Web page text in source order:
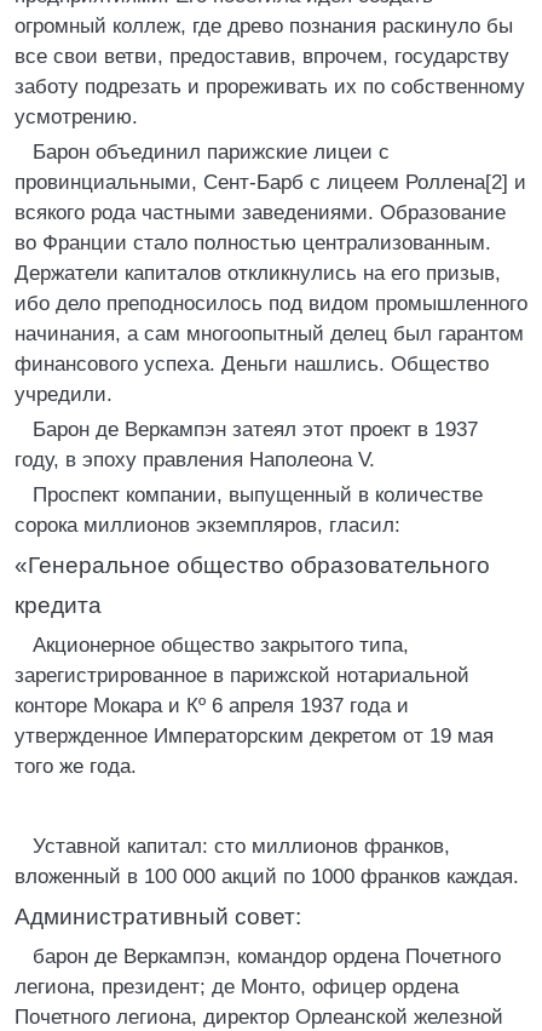
огромный коллеж, где древо познания раскинуло бы
все свои ветви, предоставив, впрочем, государству
заботу подрезать и прореживать их по собственному
усмотрению.
Барон объединил парижские лицеи с
провинциальными, Сент-Барб с лицеем Роллена[2] и
всякого рода частными заведениями. Образование
во Франции стало полностью централизованным.
Держатели капиталов откликнулись на его призыв,
ибо дело преподносилось под видом промышленного
начинания, а сам многоопытный делец был гарантом
финансового успеха. Деньги нашлись. Общество
учредили.
Барон де Веркампэн затеял этот проект в 1937
году, в эпоху правления Наполеона V.
Проспект компании, выпущенный в количестве
сорока миллионов экземпляров, гласил:
«Генеральное общество образовательного
кредита
Акционерное общество закрытого типа,
зарегистрированное в парижской нотариальной
конторе Мокара и Кº 6 апреля 1937 года и
утвержденное Императорским декретом от 19 мая
того же года.
Уставной капитал: сто миллионов франков,
вложенный в 100 000 акций по 1000 франков каждая.
Административный совет:
барон де Веркампэн, командор ордена Почетного
легиона, президент; де Монто, офицер ордена
Почетного легиона, директор Орлеанской железной